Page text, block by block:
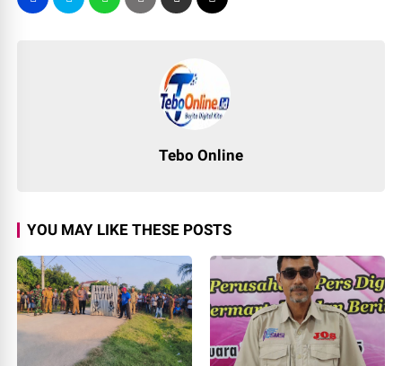
Tebo Online
YOU MAY LIKE THESE POSTS